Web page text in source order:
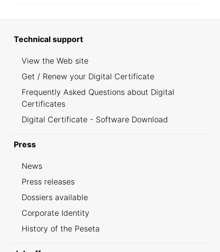
Technical support
View the Web site
Get / Renew your Digital Certificate
Frequently Asked Questions about Digital
Certificates
Digital Certificate - Software Download
Press
News
Press releases
Dossiers available
Corporate Identity
History of the Peseta